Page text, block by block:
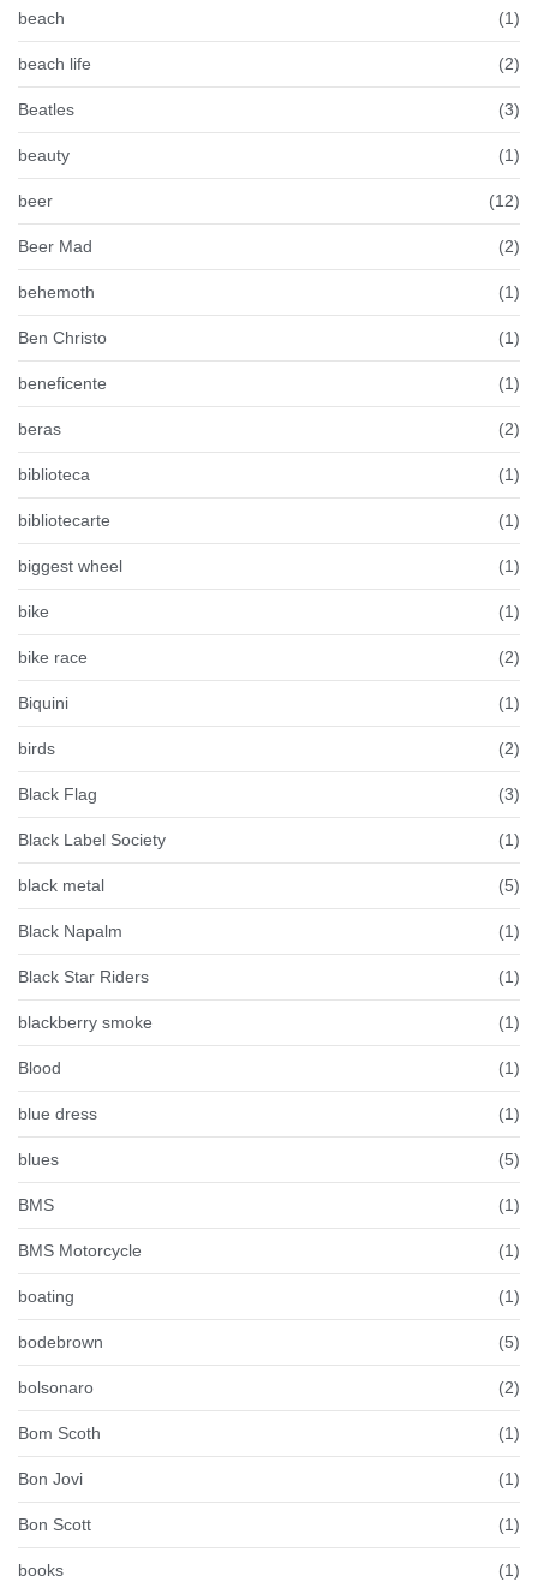
beach (1)
beach life (2)
Beatles (3)
beauty (1)
beer (12)
Beer Mad (2)
behemoth (1)
Ben Christo (1)
beneficente (1)
beras (2)
biblioteca (1)
bibliotecarte (1)
biggest wheel (1)
bike (1)
bike race (2)
Biquini (1)
birds (2)
Black Flag (3)
Black Label Society (1)
black metal (5)
Black Napalm (1)
Black Star Riders (1)
blackberry smoke (1)
Blood (1)
blue dress (1)
blues (5)
BMS (1)
BMS Motorcycle (1)
boating (1)
bodebrown (5)
bolsonaro (2)
Bom Scoth (1)
Bon Jovi (1)
Bon Scott (1)
books (1)